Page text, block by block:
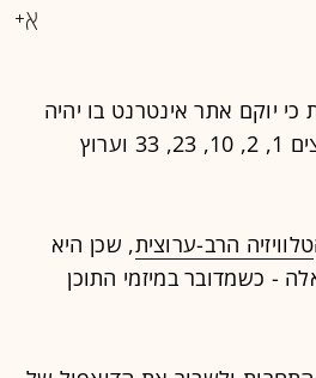
כי יוקם אתר אינטרנט בו יהיה
ללם ערוצים 1, 2, 10, 23, 33 וערוץ
טלוויזיה הרב-ערוצית, שכן היא
- כשמדובר במיזמי התוכן